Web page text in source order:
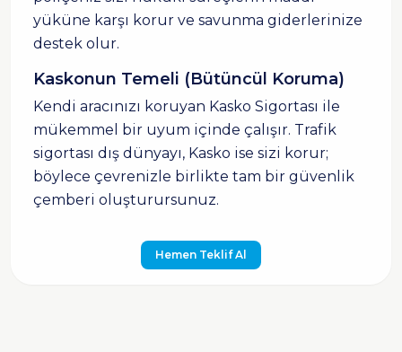
yüküne karşı korur ve savunma giderlerinize
destek olur.
Kaskonun Temeli (Bütüncül Koruma)
Kendi aracınızı koruyan Kasko Sigortası ile
mükemmel bir uyum içinde çalışır. Trafik
sigortası dış dünyayı, Kasko ise sizi korur;
böylece çevrenizle birlikte tam bir güvenlik
çemberi oluşturursunuz.
Hemen Teklif Al